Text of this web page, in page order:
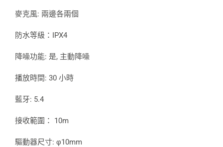
麥克風: 兩邊各兩個
防水等級：IPX4
降噪功能: 是, 主動降噪
播放時間: 30 小時
藍牙: 5.4
接收範圍： 10m
驅動器尺寸: φ10mm